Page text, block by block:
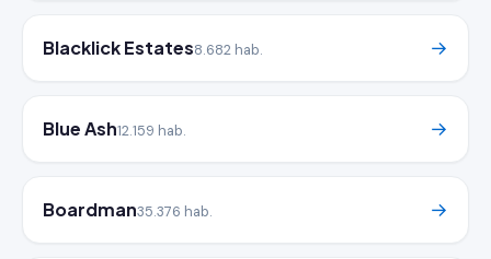
Blacklick Estates8.682 hab. →
Blue Ash12.159 hab. →
Boardman35.376 hab. →